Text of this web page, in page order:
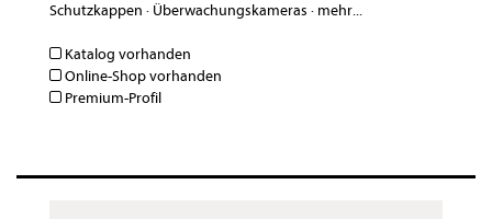
Schutzkappen · Überwachungskameras · mehr...
Katalog vorhanden
Online-Shop vorhanden
Premium-Profil